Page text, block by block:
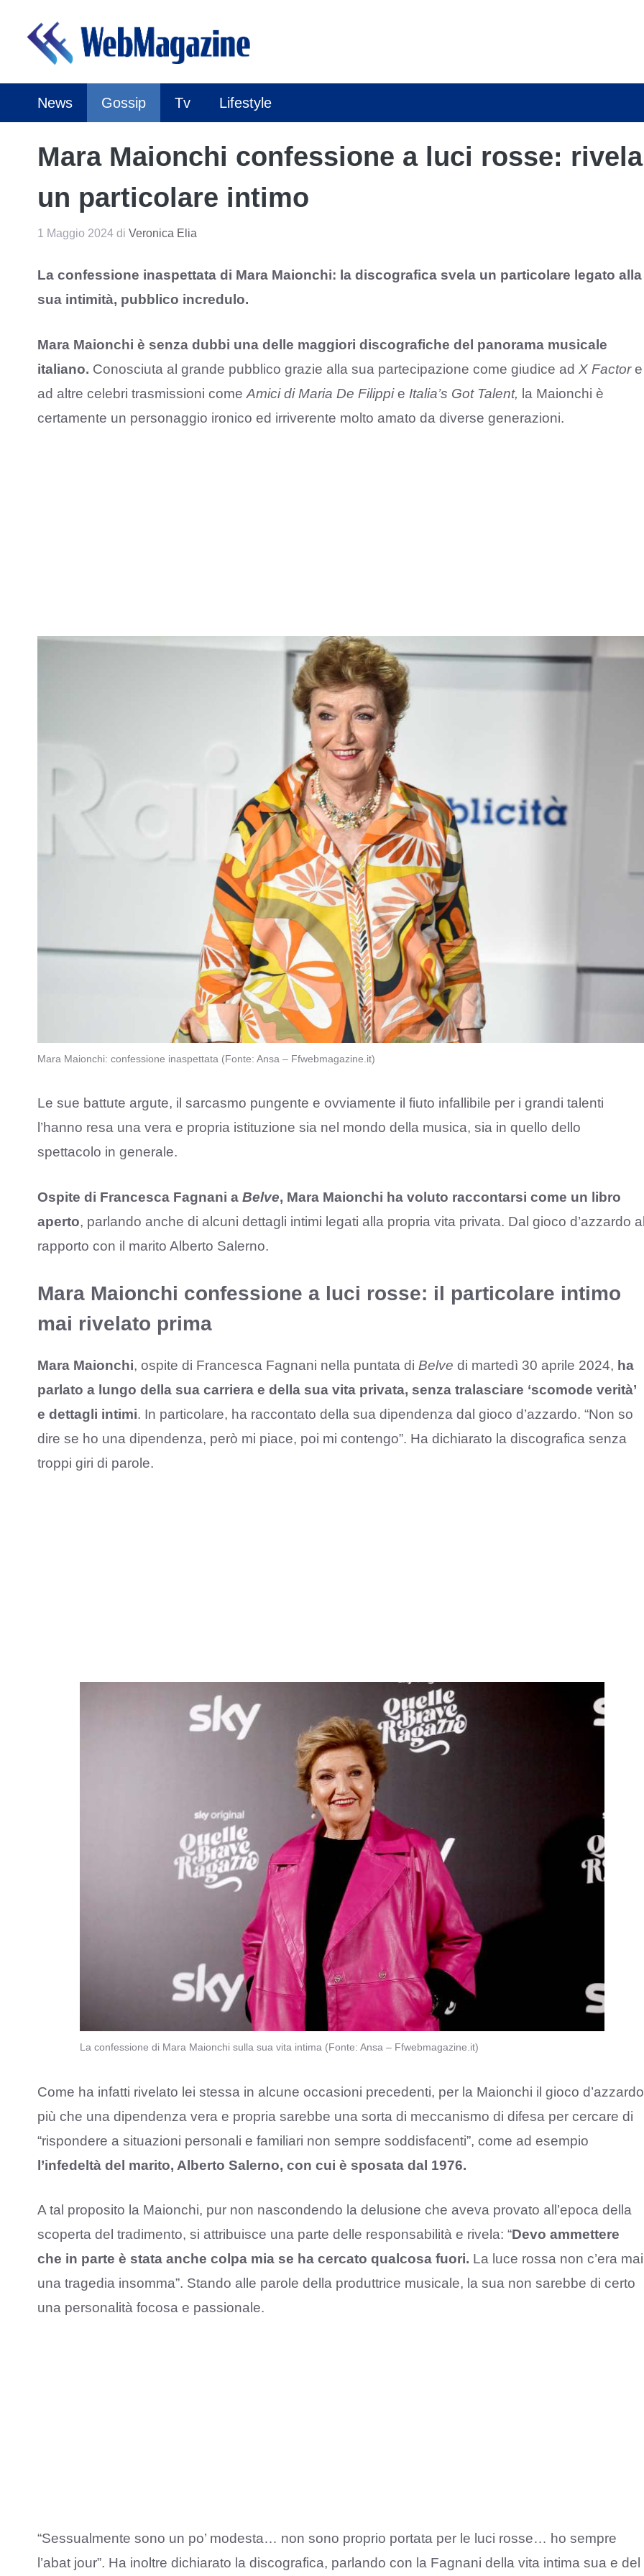
contenuto
News Gossip Tv Lifestyle
Mara Maionchi confessione a luci rosse: rivela
un particolare intimo
1 Maggio 2024 di Veronica Elia
La confessione inaspettata di Mara Maionchi: la discografica svela un particolare legato alla
sua intimità, pubblico incredulo.
Mara Maionchi è senza dubbi una delle maggiori discografiche del panorama musicale
italiano. Conosciuta al grande pubblico grazie alla sua partecipazione come giudice ad X Factore
ad altre celebri trasmissioni come Amici di Maria De Filippie Italia’s Got Talent, la Maionchi è
certamente un personaggio ironico ed irriverente molto amato da diverse generazioni.
Mara Maionchi: confessione inaspettata (Fonte: Ansa – Ffwebmagazine.it)
Le sue battute argute, il sarcasmo pungente e ovviamente il fiuto infallibile per i grandi talenti
l’hanno resa una vera e propria istituzione sia nel mondo della musica, sia in quello dello
spettacolo in generale.
Ospite di Francesca Fagnani a Belve, Mara Maionchi ha voluto raccontarsi come un libro
aperto, parlando anche di alcuni dettagli intimi legati alla propria vita privata. Dal gioco d’azzardo
rapporto con il marito Alberto Salerno.
Mara Maionchi confessione a luci rosse: il particolare intimo
mai rivelato prima
Mara Maionchi, ospite di Francesca Fagnani nella puntata di Belve di martedì 30 aprile 2024, ha
parlato a lungo della sua carriera e della sua vita privata, senza tralasciare ‘scomode verità’
e dettagli intimi. In particolare, ha raccontato della sua dipendenza dal gioco d’azzardo. “Non so
dire se ho una dipendenza, però mi piace, poi mi contengo”. Ha dichiarato la discografica senza
troppi giri di parole.
La confessione di Mara Maionchi sulla sua vita intima (Fonte: Ansa – Ffwebmagazine.it)
Come ha infatti rivelato lei stessa in alcune occasioni precedenti, per la Maionchi il gioco d’azzardo
più che una dipendenza vera e propria sarebbe una sorta di meccanismo di difesa per cercare di
“rispondere a situazioni personali e familiari non sempre soddisfacenti”, come ad esempio
l’infedeltà del marito, Alberto Salerno, con cui è sposata dal 1976.
A tal proposito la Maionchi, pur non nascondendo la delusione che aveva provato all’epoca della
scoperta del tradimento, si attribuisce una parte delle responsabilità e rivela: “Devo ammettere
che in parte è stata anche colpa mia se ha cercato qualcosa fuori. La luce rossa non c’era
una tragedia insomma”. Stando alle parole della produttrice musicale, la sua non sarebbe di certo
una personalità focosa e passionale.
“Sessualmente sono un po’ modesta… non sono proprio portata per le luci rosse… ho sempre
l’abat jour”. Ha inoltre dichiarato la discografica, parlando con la Fagnani della vita intima sua e del